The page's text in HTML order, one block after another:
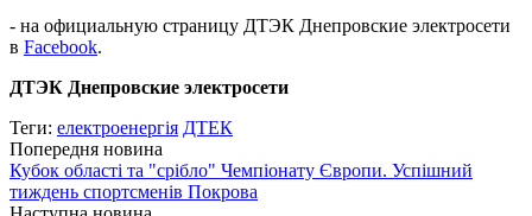
- на официальную страницу ДТЭК Днепровские электросети
в Facebook.
ДТЭК Днепровские электросети
Теги: електроенергія ДТЕК
Попередня новина
Кубок області та "срібло" Чемпіонату Європи. Успішний
тиждень спортсменів Покрова